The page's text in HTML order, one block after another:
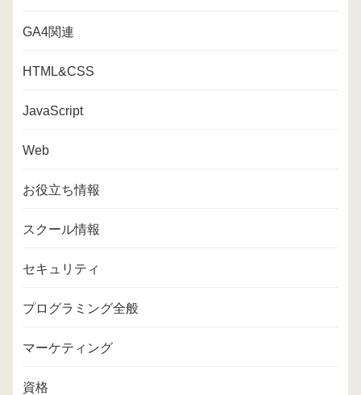
GA4関連
HTML&CSS
JavaScript
Web
お役立ち情報
スクール情報
セキュリティ
プログラミング全般
マーケティング
資格